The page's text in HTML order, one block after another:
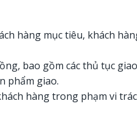
hàng mục tiêu, khách
bao gồm các thủ tục
phẩm giao.
hàng trong phạm vi